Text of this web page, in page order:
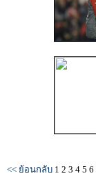
<< ย้อนกลับ 1 2 3 4 5 6